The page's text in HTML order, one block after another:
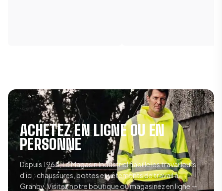
ACHETEZ EN LIGNE OU EN
PERSONNE
Depuis 1965, Le Magasin Industriel habille les travailleurs
d'ici : chaussures, bottes et vêtements de travail à
Granby. Visitez notre boutique ou magasinez en ligne —